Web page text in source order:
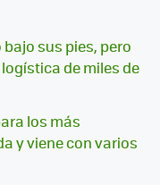
sus pies, pero
de miles de
los más
y viene con varios